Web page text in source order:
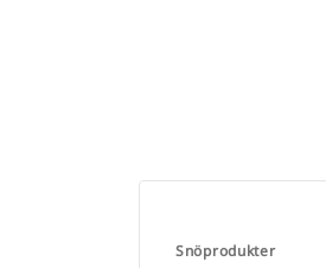
Snöprodukter